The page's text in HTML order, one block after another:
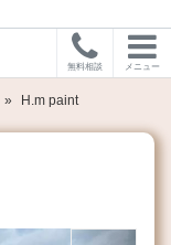
無料相談 メニュー
» H.m paint